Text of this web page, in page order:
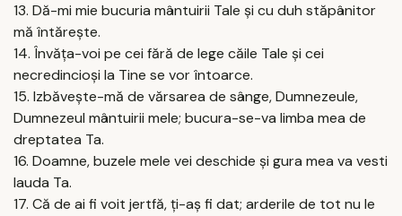
13. Dă-mi mie bucuria mântuirii Tale şi cu duh stăpânitor
mă întăreşte.
14. Învăţa-voi pe cei fără de lege căile Tale şi cei
necredincioşi la Tine se vor întoarce.
15. Izbăveşte-mă de vărsarea de sânge, Dumnezeule,
Dumnezeul mântuirii mele; bucura-se-va limba mea de
dreptatea Ta.
16. Doamne, buzele mele vei deschide şi gura mea va vesti
lauda Ta.
17. Că de ai fi voit jertfă, ţi-aş fi dat; arderile de tot nu le